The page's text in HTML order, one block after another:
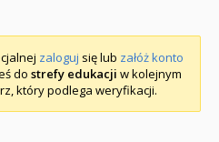
zaloguj się lub załóż konto
do strefy edukacji w kolejnym
który podlega weryfikacji.